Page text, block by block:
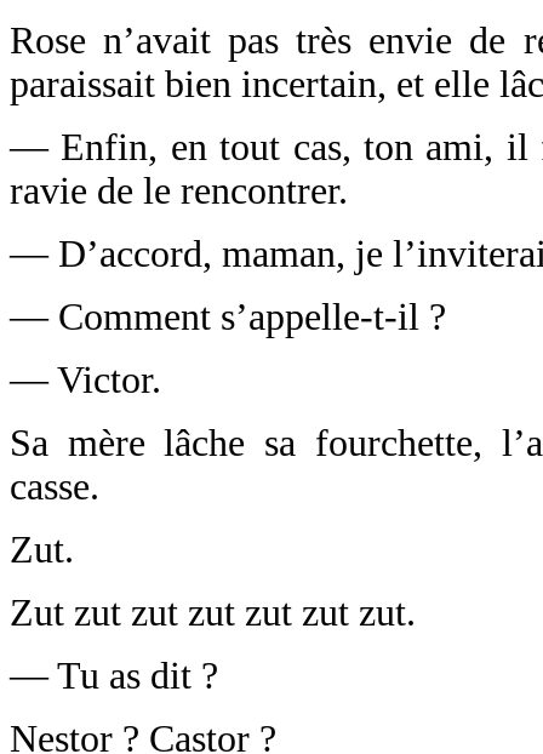
Rose n’avait pas très envie
paraissait bien incertain, et elle
— Enfin, en tout cas, ton ami, il
ravie de le rencontrer.
— D’accord, maman, je
— Comment s’appelle-t-il ?
— Victor.
Sa mère lâche sa fourchette,
casse.
Zut.
Zut zut zut zut zut zut zut.
— Tu as dit ?
Nestor ? Castor ?